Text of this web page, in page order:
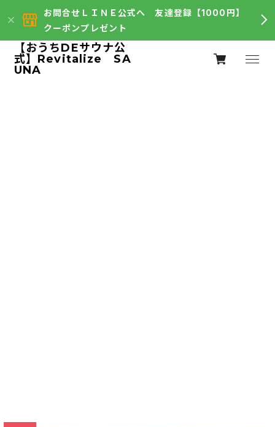
お問合せＬＩＮＥ公式へ 友達登録【1000円】
クーポンプレゼント
【おうちDEサウナ公
式】Revitalize SA
UNA